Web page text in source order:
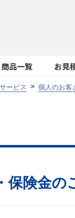
商品一覧 お見
ービス 個人のお客
保険金の